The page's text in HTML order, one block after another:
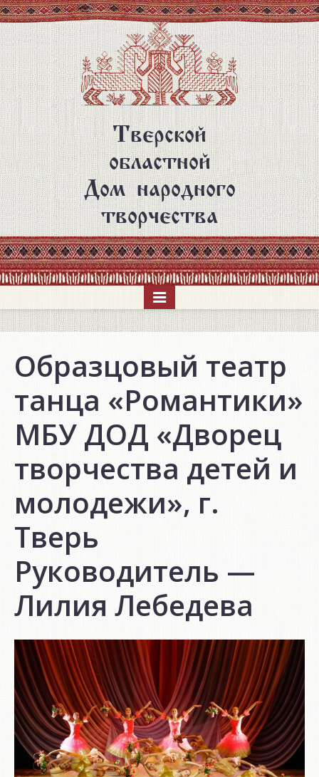
Перейти
к
основному
содержанию
Тверской
областной
Дом народного
творчества
Образцовый театр
танца «Романтики»
МБУ ДОД «Дворец
творчества детей и
молодежи», г.
Тверь
Руководитель —
Лилия Лебедева